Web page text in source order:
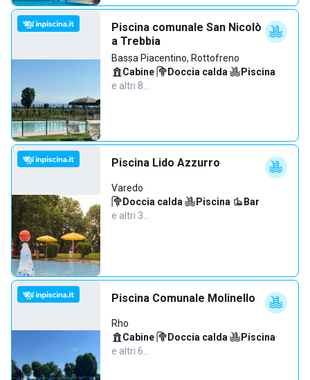
Piscina comunale San Nicolò
a Trebbia
Bassa Piacentino, Rottofreno
Cabine· Doccia calda· Piscina·
e altri 8…
Piscina Lido Azzurro
Varedo
Doccia calda· Piscina· Bar·
e altri 3…
Piscina Comunale Molinello
Rho
Cabine· Doccia calda· Piscina·
e altri 6…